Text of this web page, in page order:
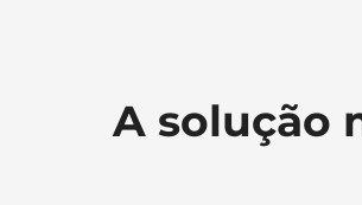
A solução